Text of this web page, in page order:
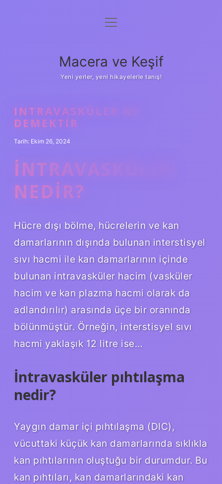
Anasayfa
Yasal Uyarı
menüyü
Macera ve Keşif
Yeni yerler, yeni hikayelerle tanış!
INTRAVASKÜLER NE
DEMEKTIR
Tarih: Ekim 26, 2024
İNTRAVASKÜLER
NEDIR?
Hücre dışı bölme, hücrelerin ve kan
damarlarının dışında bulunan interstisyel
sıvı hacmi ile kan damarlarının içinde
bulunan intravasküler hacim (vasküler
hacim ve kan plazma hacmi olarak da
adlandırılır) arasında üçe bir oranında
bölünmüştür. Örneğin, interstisyel sıvı
hacmi yaklaşık 12 litre ise…
İntravasküler pıhtılaşma
nedir?
Yaygın damar içi pıhtılaşma (DIC),
vücuttaki küçük kan damarlarında sıklıkla
kan pıhtılarının oluştuğu bir durumdur. Bu
kan pıhtıları, kan damarlarındaki kan